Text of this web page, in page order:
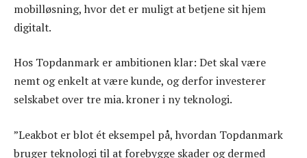
mobilløsning, hvor det er muligt at betjene sit hjem
digitalt.
Hos Topdanmark er ambitionen klar: Det skal være
nemt og enkelt at være kunde, og derfor investerer
selskabet over tre mia. kroner i ny teknologi.
”Leakbot er blot ét eksempel på, hvordan Topdanmark
bruger teknologi til at forebygge skader og dermed